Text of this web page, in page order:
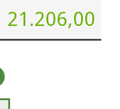
21.206,00